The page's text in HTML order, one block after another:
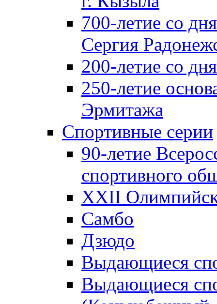
700-летие со
Сергия
200-летие со
250-летие
Эрмитажа
Спортивные серии
90-летие
спортивного
XXII
Самбо
Дзюдо
Выдающиеся
Выдающиеся